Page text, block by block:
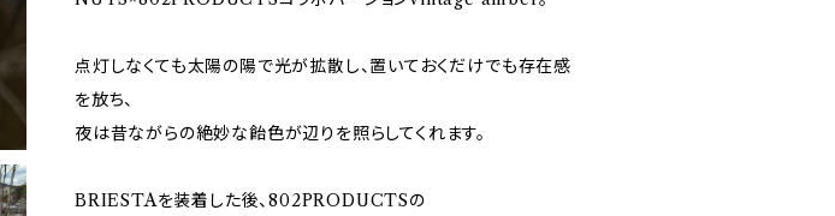
点灯しなくても太陽の陽で光が拡散し、置いておくだけでも存在感
を放ち、
夜は昔ながらの絶妙な飴色が辺りを照らしてくれます。
BRIESTAを装着した後、802PRODUCTSの